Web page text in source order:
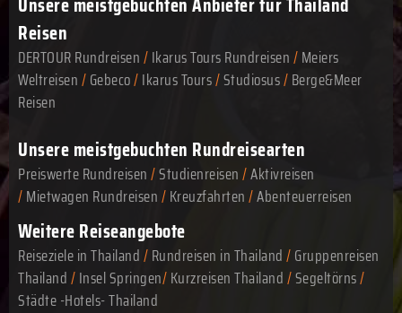
Reisen
DERTOUR Rundreisen/Ikarus Tours Rundreisen/Meiers
Weltreisen/Gebeco/Ikarus Tours/Studiosus/Berge&Meer
Reisen
Unsere meistgebuchten Rundreisearten
Preiswerte Rundreisen/Studienreisen/Aktivreisen
/Mietwagen Rundreisen/Kreuzfahrten/Abenteuerreisen
Weitere Reiseangebote
Reiseziele in Thailand/Rundreisen in Thailand/Gruppenreisen
Thailand/Insel Springen/Kurzreisen Thailand/Segeltörns/
Städte -Hotels- Thailand